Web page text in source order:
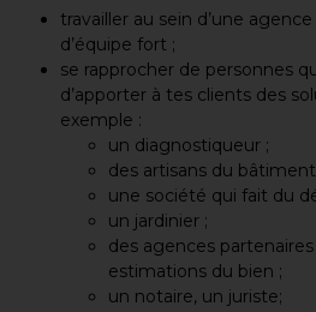
travailler au sein d’une
d’équipe fort ;
se rapprocher de personnes
d’apporter à tes clients des
exemple :
un diagnostiqueur ;
des artisans du
une société qui fait du
un jardinier ;
des agences
estimations du bien ;
un notaire, un juriste;